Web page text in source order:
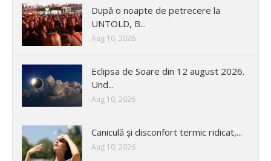
După o noapte de petrecere la
UNTOLD, B...
Aug 10, 2026
Eclipsa de Soare din 12 august 2026.
Und...
Aug 10, 2026
Caniculă și disconfort termic ridicat,...
Aug 10, 2026